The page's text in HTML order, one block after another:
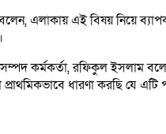
এলাকায় এই বিষয় নিয়ে
কর্মকর্তা, রফিকুল ইসলাম
ধারণা করছি যে